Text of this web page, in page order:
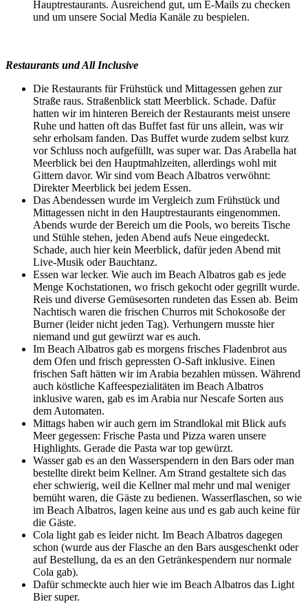
Hauptrestaurants. Ausreichend gut, um E-Mails zu checken
und um unsere Social Media Kanäle zu bespielen.
Restaurants und All Inclusive
Die Restaurants für Frühstück und Mittagessen gehen zur
Straße raus. Straßenblick statt Meerblick. Schade. Dafür
hatten wir im hinteren Bereich der Restaurants meist unsere
Ruhe und hatten oft das Buffet fast für uns allein, was wir
sehr erholsam fanden. Das Buffet wurde zudem selbst kurz
vor Schluss noch aufgefüllt, was super war. Das Arabella hat
Meerblick bei den Hauptmahlzeiten, allerdings wohl mit
Gittern davor. Wir sind vom Beach Albatros verwöhnt:
Direkter Meerblick bei jedem Essen.
Das Abendessen wurde im Vergleich zum Frühstück und
Mittagessen nicht in den Hauptrestaurants eingenommen.
Abends wurde der Bereich um die Pools, wo bereits Tische
und Stühle stehen, jeden Abend aufs Neue eingedeckt.
Schade, auch hier kein Meerblick, dafür jeden Abend mit
Live-Musik oder Bauchtanz.
Essen war lecker. Wie auch im Beach Albatros gab es jede
Menge Kochstationen, wo frisch gekocht oder gegrillt wurde.
Reis und diverse Gemüsesorten rundeten das Essen ab. Beim
Nachtisch waren die frischen Churros mit Schokosoße der
Burner (leider nicht jeden Tag). Verhungern musste hier
niemand und gut gewürzt war es auch.
Im Beach Albatros gab es morgens frisches Fladenbrot aus
dem Ofen und frisch gepressten O-Saft inklusive. Einen
frischen Saft hätten wir im Arabia bezahlen müssen. Während
auch köstliche Kaffeespezialitäten im Beach Albatros
inklusive waren, gab es im Arabia nur Nescafe Sorten aus
dem Automaten.
Mittags haben wir auch gern im Strandlokal mit Blick aufs
Meer gegessen: Frische Pasta und Pizza waren unsere
Highlights. Gerade die Pasta war top gewürzt.
Wasser gab es an den Wasserspendern in den Bars oder man
bestellte direkt beim Kellner. Am Strand gestaltete sich das
eher schwierig, weil die Kellner mal mehr und mal weniger
bemüht waren, die Gäste zu bedienen. Wasserflaschen, so wie
im Beach Albatros, lagen keine aus und es gab auch keine für
die Gäste.
Cola light gab es leider nicht. Im Beach Albatros dagegen
schon (wurde aus der Flasche an den Bars ausgeschenkt oder
auf Bestellung, da es an den Getränkespendern nur normale
Cola gab).
Dafür schmeckte auch hier wie im Beach Albatros das Light
Bier super.